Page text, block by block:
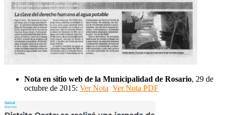
Nota en sitio web de la Municipalidad de Rosario, 29 de
octubre de 2015: Ver Nota Ver Nota PDF